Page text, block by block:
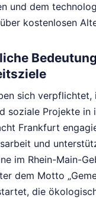
und dem
kostenlosen
sich verpflichtet,
soziale Projekte in
Frankfurt
und
im Rhein-Main-
dem Motto
die